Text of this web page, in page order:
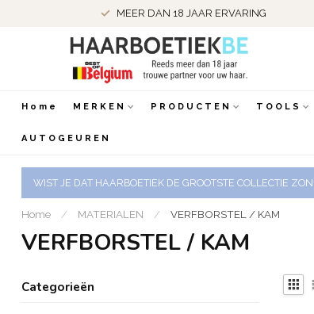
MEER DAN 18 JAAR ERVARING
Home MERKEN PRODUCTEN TOOLS
AUTOGEUREN
WIST JE DAT HAARBOETIEK DE GROOTSTE COLLECTIE
Home / MATERIALEN / VERFBORSTEL / KAM
VERFBORSTEL / KAM
Categorieën